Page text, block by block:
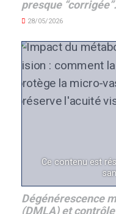
presque “corrigée”.
28/05/2026
Ce contenu est
Dégénérescence
(DMLA) et